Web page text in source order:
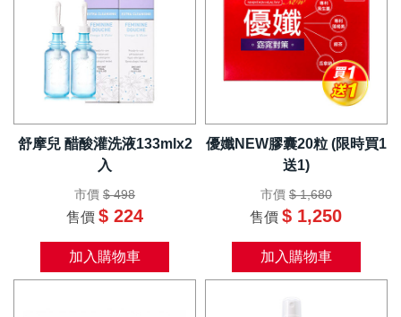
舒摩兒 醋酸灌洗液133mlx2
入
市價 $ 498
售價 $ 224
加入購物車
優孅NEW膠囊20粒 (限時買1
送1)
市價 $ 1,680
售價 $ 1,250
加入購物車